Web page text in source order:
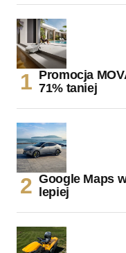
Promocja
71% taniej
Google Maps
lepiej